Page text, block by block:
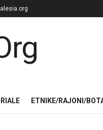
ETNIKE/RAJONI/